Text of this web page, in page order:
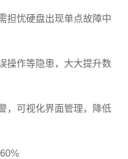
担忧硬盘出现单点故障中
操作等隐患，大大提升数
，可视化界面管理，降低